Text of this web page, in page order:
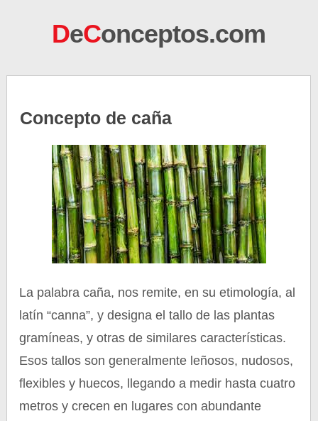
DeConceptos.com
Concepto de caña
La palabra caña, nos remite, en su etimología, al
latín “canna”, y designa el tallo de las plantas
gramíneas, y otras de similares características.
Esos tallos son generalmente leñosos, nudosos,
flexibles y huecos, llegando a medir hasta cuatro
metros y crecen en lugares con abundante